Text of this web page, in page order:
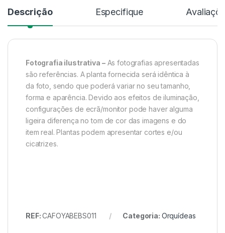
Descrição Especifique
Fotografia ilustrativa –As fotografias apresentadas
são referências. A planta fornecida será idêntica à
da foto, sendo que poderá variar no seu tamanho,
forma e aparência. Devido aos efeitos de iluminação,
configurações de ecrã/monitor pode haver alguma
ligeira diferença no tom de cor das imagens e do
item real. Plantas podem apresentar cortes e/ou
cicatrizes.
REF:CAFOYABEBS011 Categoria: Orquídeas